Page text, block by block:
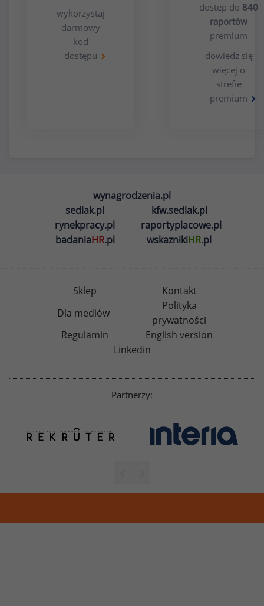
wykorzystaj
darmowy
kod
dostępu
dostęp do 840
raportów
premium
dowiedz się
więcej o
strefie
premium
wynagrodzenia.pl
sedlak.pl
kfw.sedlak.pl
rynekpracy.pl
raportyplacowe.pl
badaniaHR.pl wskaznikiHR.pl
Sklep
Kontakt
Dla mediów
Polityka
prywatności
Regulamin
English version
Linkedin
Partnerzy: